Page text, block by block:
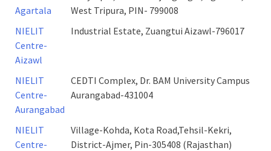
Agartala
West Tripura, PIN- 799008
NIELIT
Centre-
Aizawl
Industrial Estate, Zuangtui Aizawl-796017
NIELIT
Centre-
Aurangabad
CEDTI Complex, Dr. BAM University Campus
Aurangabad-431004
NIELIT
Centre-
Village-Kohda, Kota Road,Tehsil-Kekri,
District-Ajmer, Pin-305408 (Rajasthan)